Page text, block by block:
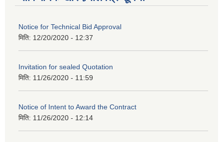
Notice for Technical Bid Approval
मिति: 12/20/2020 - 12:37
Invitation for sealed Quotation
मिति: 11/26/2020 - 11:59
Notice of Intent to Award the Contract
मिति: 11/26/2020 - 12:14